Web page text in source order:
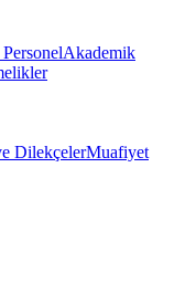
Akademik
DilekçelerMuafiyet